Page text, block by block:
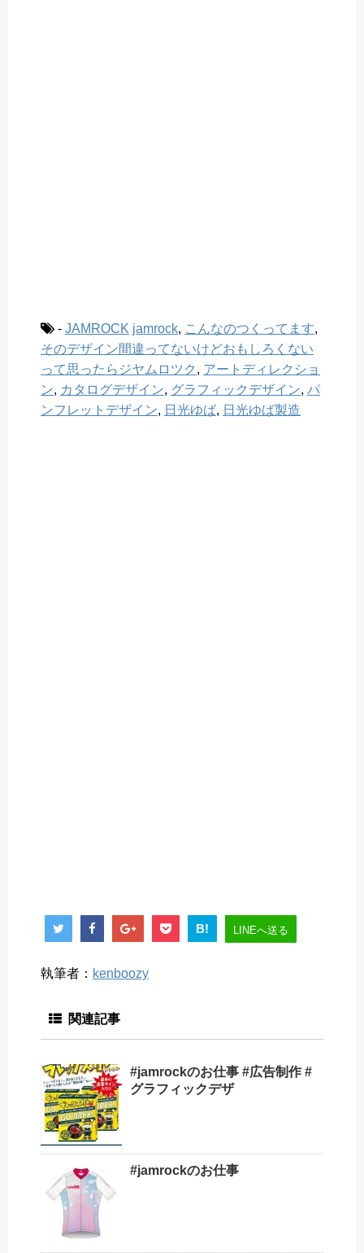
- JAMROCK jamrock, こんなのつくってます,
そのデザイン間違ってないけどおもしろくない
って思ったらジヤムロツク , アートディレクショ
ン, カタログデザイン, グラフィックデザイン, パ
ンフレットデザイン, 日光ゆば, 日光ゆば製造
B! LINEへ送る
執筆者： kenboozy
関連記事
#jamrockのお仕事 #広告制作 #
グラフィックデザ
#jamrockのお仕事